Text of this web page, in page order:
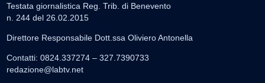
Testata giornalistica Reg. Trib. di Benevento
n. 244 del 26.02.2015
Direttore Responsabile Dott.ssa Oliviero Antonella
Contatti: 0824.337274 – 327.7390733
redazione@labtv.net